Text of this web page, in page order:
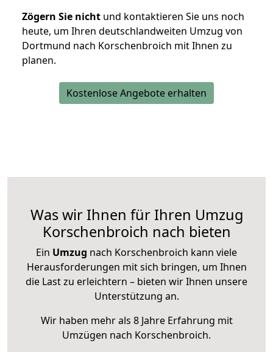
Zögern Sie nicht und kontaktieren Sie uns noch
heute, um Ihren deutschlandweiten Umzug von
Dortmund nach Korschenbroich mit Ihnen zu
planen.
Kostenlose Angebote erhalten
Was wir Ihnen für Ihren Umzug
Korschenbroich nach bieten
Ein Umzug nach Korschenbroich kann viele
Herausforderungen mit sich bringen, um Ihnen
die Last zu erleichtern – bieten wir Ihnen unsere
Unterstützung an.
Wir haben mehr als 8 Jahre Erfahrung mit
Umzügen nach Korschenbroich.